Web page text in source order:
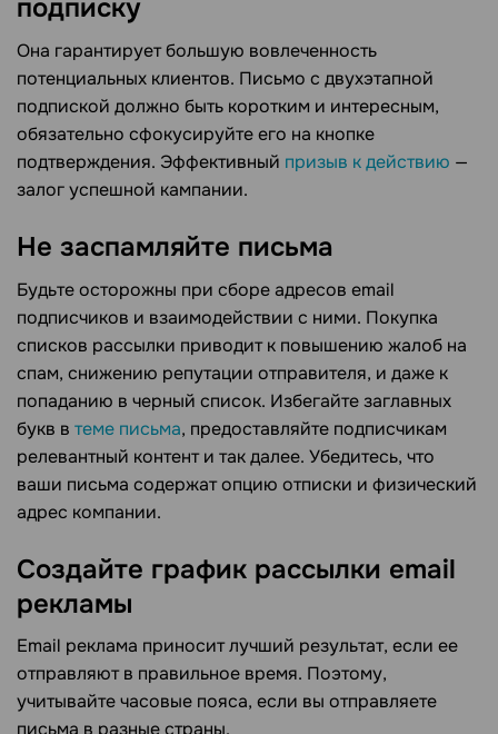
подписку
Она гарантирует большую вовлеченность
потенциальных клиентов. Письмо с двухэтапной
подпиской должно быть коротким и интересным,
обязательно сфокусируйте его на кнопке
подтверждения. Эффективный призыв к действию —
залог успешной кампании.
Не заспамляйте письма
Будьте осторожны при сборе адресов email
подписчиков и взаимодействии с ними. Покупка
списков рассылки приводит к повышению жалоб на
спам, снижению репутации отправителя, и даже к
попаданию в черный список. Избегайте заглавных
букв в теме письма, предоставляйте подписчикам
релевантный контент и так далее. Убедитесь, что
ваши письма содержат опцию отписки и физический
адрес компании.
Создайте график рассылки email
рекламы
Email реклама приносит лучший результат, если ее
отправляют в правильное время. Поэтому,
учитывайте часовые пояса, если вы отправляете
письма в разные страны.